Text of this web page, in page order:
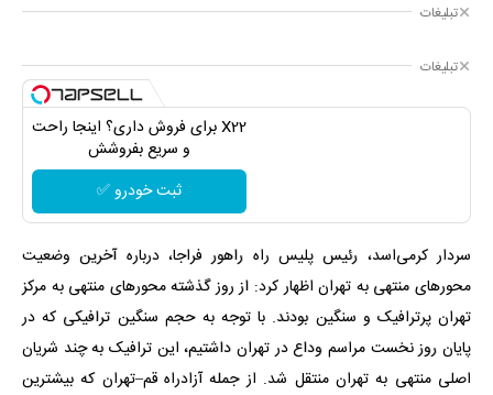
تبلیغات
تبلیغات
X22 برای فروش داری؟ اینجا راحت
و سریع بفروشش
ثبت خودرو ✅
سردار کرمی‌اسد، رئیس پلیس راه راهور فراجا، درباره آخرین وضعیت
محورهای منتهی به تهران اظهار کرد: از روز گذشته محورهای منتهی به مرکز
تهران پرترافیک و سنگین بودند. با توجه به حجم سنگین ترافیکی که در
پایان روز نخست مراسم وداع در تهران داشتیم، این ترافیک به چند شریان
اصلی منتهی به تهران منتقل شد. از جمله آزادراه قم–تهران که بیشترین